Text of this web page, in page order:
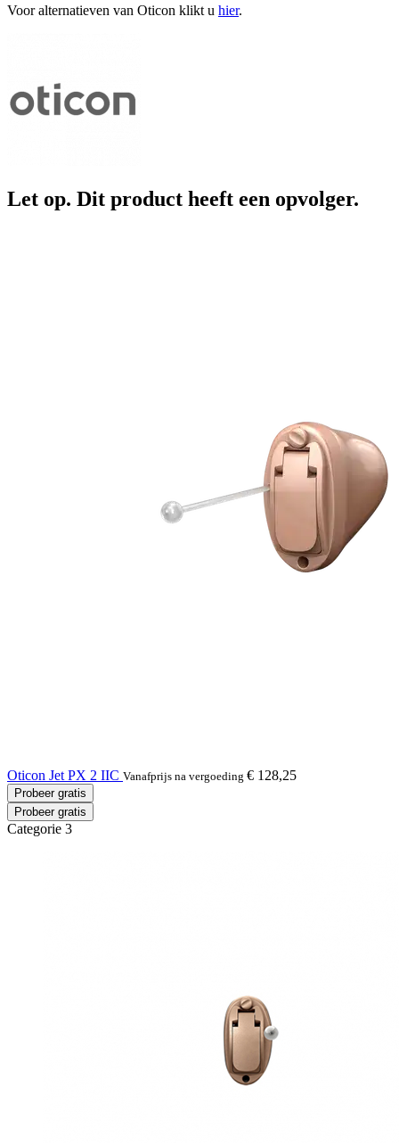
Voor alternatieven van Oticon klikt u hier.
Let op. Dit product heeft een opvolger.
Oticon Jet PX 2 IIC Vanafprijs na vergoeding € 128,25
Probeer gratis
Probeer gratis
Categorie 3